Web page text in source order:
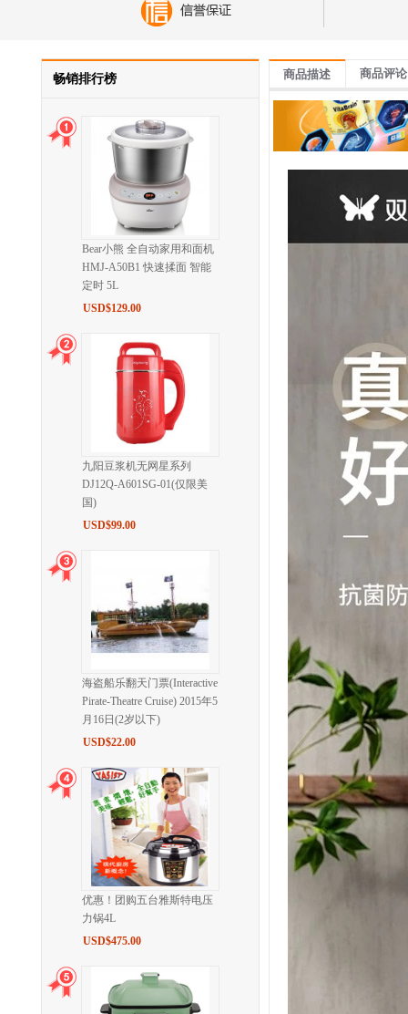
畅销排行榜
Bear小熊 全自动家用和面机
HMJ-A50B1 快速揉面 智能
定时 5L
USD$129.00
九阳豆浆机无网星系列
DJ12Q-A601SG-01(仅限美
国)
USD$99.00
海盗船乐翻天门票(Interactive
Pirate-Theatre Cruise) 2015年5
月16日(2岁以下)
USD$22.00
优惠！团购五台雅斯特电压
力锅4L
USD$475.00
商品描述 商品评论